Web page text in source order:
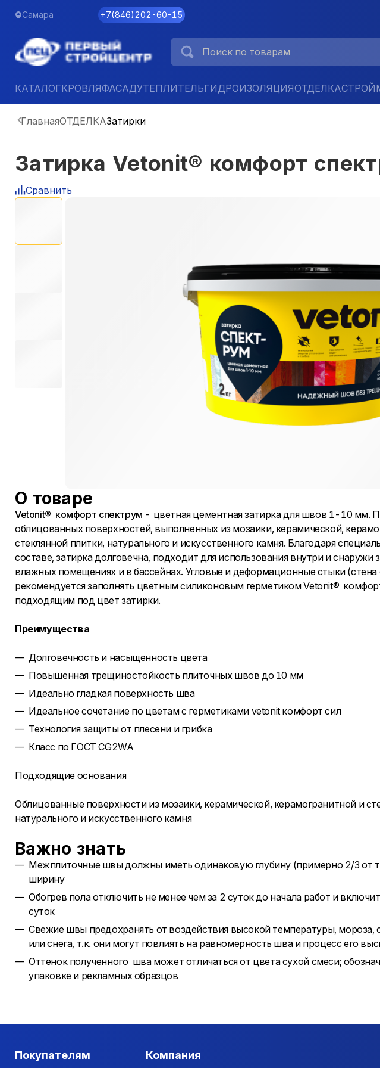
Самара +7(846)202-60-15
КАТАЛОГКРОВЛЯФАСАДУТЕПЛИТЕЛЬГИДРОИЗОЛЯЦИЯОТДЕЛКА
ГлавнаяОТДЕЛКАЗатирки
Затирка Vetonit® комфорт
Сравнить
О товаре
Vetonit® комфорт спектрум - цветная цементная затирка для швов 1-10 мм.
облицованных поверхностей, выполненных из мозаики, керамической,
стеклянной плитки, натурального и искусственного камня. Благодаря
составе, затирка долговечна, подходит для использования внутри и снаружи
влажных помещениях и в бассейнах. Угловые и деформационные стыки
рекомендуется заполнять цветным силиконовым герметиком Vetonit®
подходящим под цвет затирки.
Преимущества
Долговечность и насыщенность цвета
Повышенная трещиностойкость плиточных швов до 10 мм
Идеально гладкая поверхность шва
Идеальное сочетание по цветам с герметиками vetonit комфорт сил
Технология защиты от плесени и грибка
Класс по ГОСТ CG2WA
Подходящие основания
Облицованные поверхности из мозаики, керамической, керамогранитной и
натурального и искусственного камня
Важно знать
​​​​​​Межплиточные швы должны иметь одинаковую глубину (примерно 2/3 от
ширину
Обогрев пола отключить не менее чем за 2 суток до начала работ и
суток
Свежие швы предохранять от воздействия высокой температуры, мороза,
или снега, т.к. они могут повлиять на равномерность шва и процесс его
Оттенок полученного шва может отличаться от цвета сухой смеси;
упаковке и рекламных образцов
Покупателям Компания